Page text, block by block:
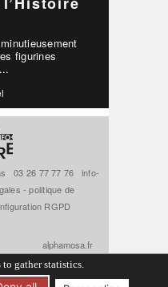
figurines
03 26 77 77 76
info-
-politique de
RGPD
alphamosa.fr
gather statistics.